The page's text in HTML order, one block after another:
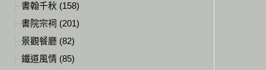
書翰千秋 (158)
書院宗祠 (201)
景觀餐廳 (82)
鐵道風情 (85)